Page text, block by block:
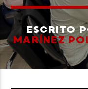
TÍTULO
ARTISTA
ESCRITO
MARÍNEZ